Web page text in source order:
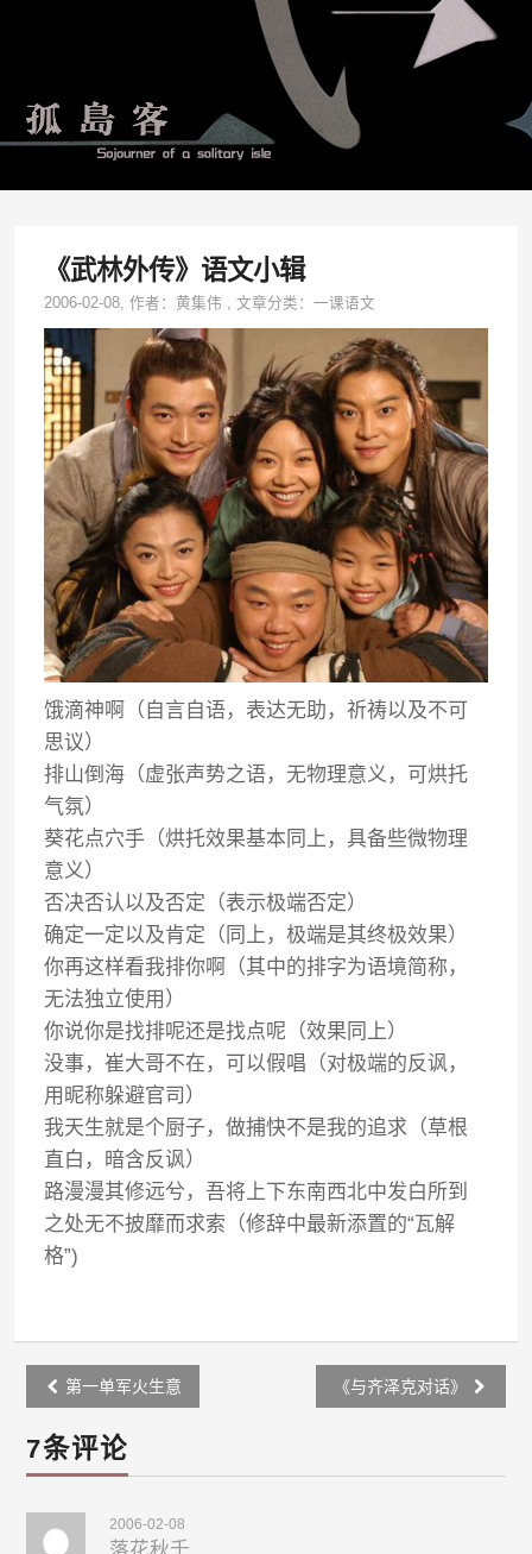
《武林外传》语文小辑
2006-02-08, 作者：黄集伟 ,文章分类：一课语文
饿滴神啊（自言自语，表达无助，祈祷以及不可
思议）
排山倒海（虚张声势之语，无物理意义，可烘托
气氛）
葵花点穴手（烘托效果基本同上，具备些微物理
意义）
否决否认以及否定（表示极端否定）
确定一定以及肯定（同上，极端是其终极效果）
你再这样看我排你啊（其中的排字为语境简称，
无法独立使用）
你说你是找排呢还是找点呢（效果同上）
没事，崔大哥不在，可以假唱（对极端的反讽，
用昵称躲避官司）
我天生就是个厨子，做捕快不是我的追求（草根
直白，暗含反讽）
路漫漫其修远兮，吾将上下东南西北中发白所到
之处无不披靡而求索（修辞中最新添置的“瓦解
格”)
Post
navigation
第一单军火生意 《与齐泽克对话》
7条评论
2006-02-08